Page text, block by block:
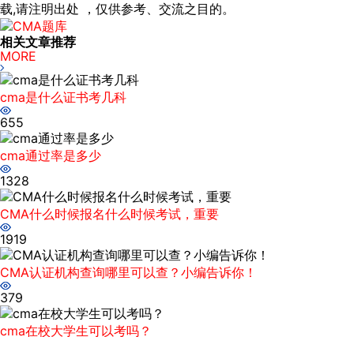
载,请注明出处 ，仅供参考、交流之目的。
相关文章推荐
MORE
cma是什么证书考几科
655
cma通过率是多少
1328
CMA什么时候报名什么时候考试，重要
1919
CMA认证机构查询哪里可以查？小编告诉你！
379
cma在校大学生可以考吗？